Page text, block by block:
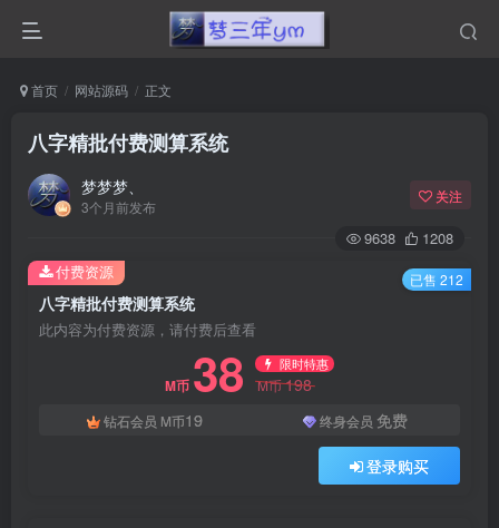
首页 网站源码 正文
八字精批付费测算系统
梦梦梦、
3个月前发布
关注
9638 1208
八字精批付费测算系统
此内容为付费资源，请付费后查看
M币 38 限时特惠
M币198
钻石会员 M币19 终身会员 免费
登录购买
付费资源 已售 212